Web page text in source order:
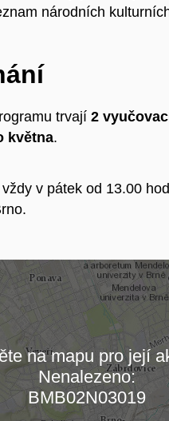
národních
trvají 2
května.
v pátek od 13.00
Načítám
na mapu pro její
Nenalezeno:
BMB02N03019